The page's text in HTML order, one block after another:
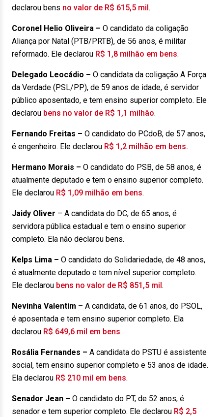
declarou bens no valor de R$ 615,5 mil.
Coronel Helio Oliveira – O candidato da coligação
Aliança por Natal (PTB/PRTB), de 56 anos, é militar
reformado. Ele declarou R$ 1,8 milhão em bens.
Delegado Leocádio – O candidata da coligação A Força
da Verdade (PSL/PP), de 59 anos de idade, é servidor
público aposentado, e tem ensino superior completo. Ele
declarou bens no valor de R$ 1,1 milhão.
Fernando Freitas – O candidato do PCdoB, de 57 anos,
é engenheiro. Ele declarou R$ 1,2 milhão em bens.
Hermano Morais – O candidato do PSB, de 58 anos, é
atualmente deputado e tem o ensino superior completo.
Ele declarou R$ 1,09 milhão em bens.
Jaidy Oliver – A candidata do DC, de 65 anos, é
servidora pública estadual e tem o ensino superior
completo. Ela não declarou bens.
Kelps Lima – O candidato do Solidariedade, de 48 anos,
é atualmente deputado e tem nível superior completo.
Ele declarou bens no valor de R$ 851,5 mil.
Nevinha Valentim – A candidata, de 61 anos, do PSOL,
é aposentada e tem ensino superior completo. Ela
declarou R$ 649,6 mil em bens.
Rosália Fernandes – A candidata do PSTU é assistente
social, tem ensino superior completo e 53 anos de idade.
Ela declarou R$ 210 mil em bens.
Senador Jean – O candidato do PT, de 52 anos, é
senador e tem superior completo. Ele declarou R$ 2,5